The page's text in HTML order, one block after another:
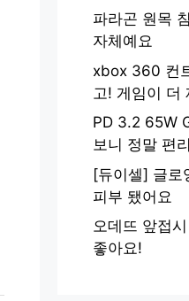
파라곤 원목
자체예요
xbox 360 컨
고! 게임이 더
PD 3.2 65W
보니 정말 편
[듀이셀] 글로
피부 됐어요
오데뜨 앞접
좋아요!